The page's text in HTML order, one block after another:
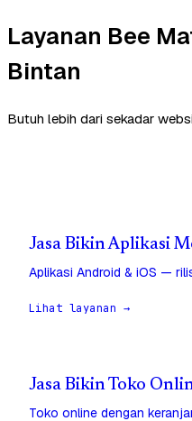
Layanan Bee
Bintan
Butuh lebih dari sekadar
Jasa Bikin Aplikasi
Aplikasi Android & iOS —
Lihat layanan →
Jasa Bikin Toko
Toko online dengan